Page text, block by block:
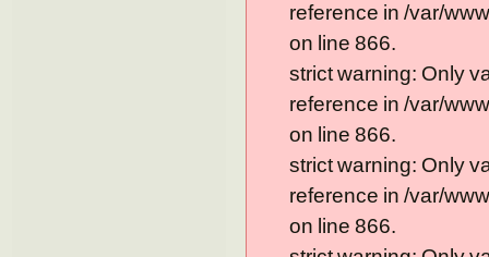
reference in /var/
on line 866.
strict warning: Only
reference in /var/
on line 866.
strict warning: Only
reference in /var/
on line 866.